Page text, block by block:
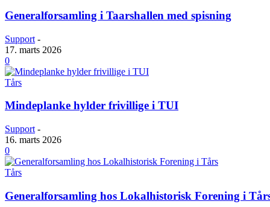
Generalforsamling i Taarshallen med spisning
Support -
17. marts 2026
0
Tårs
Mindeplanke hylder frivillige i TUI
Support -
16. marts 2026
0
Tårs
Generalforsamling hos Lokalhistorisk Forening i